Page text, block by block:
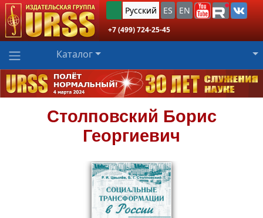
Русский ES EN
+7 (499) 724-25-45
Каталог
Столповский Борис
Георгиевич